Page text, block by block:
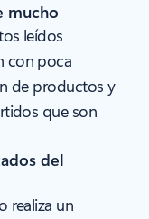
mucho
leídos
con poca
de productos y
que son
del
realiza un